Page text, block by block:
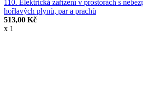
110. Elektrická zařízení v prostorách s
hořlavých plynů, par a prachů
513,00 Kč
x 1